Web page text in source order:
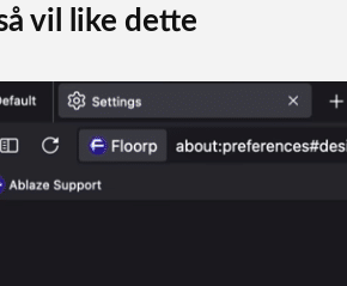
vil like dette